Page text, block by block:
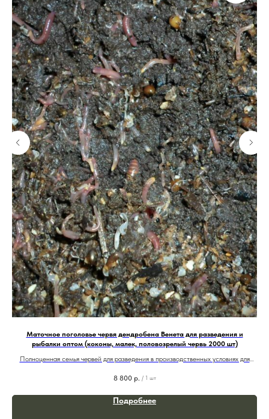
Маточное поголовье червя дендробена Венета для разведения и
рыбалки оптом (коконы, малек, половозрелый червь 2000 шт)
Полноценная семья червей для разведения в производственных условиях для
8 800 р. / 1 шт
Подробнее